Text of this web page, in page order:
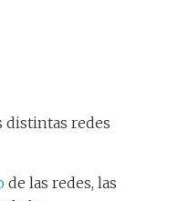
distintas redes
de las redes, las